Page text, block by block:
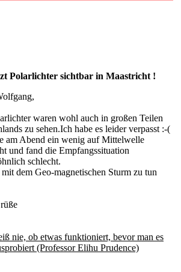
Polarlichter sichtbar in Maastricht !
waren wohl auch in großen Teilen
zu sehen.Ich habe es leider verpasst :-(
am Abend ein wenig auf Mittelwelle
und fand die Empfangssituation
schlecht.
dem Geo-magnetischen Sturm zu tun
nie, ob etwas funktioniert, bevor man es
(Professor Elihu Prudence)